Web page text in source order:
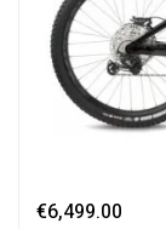
€6,499.00